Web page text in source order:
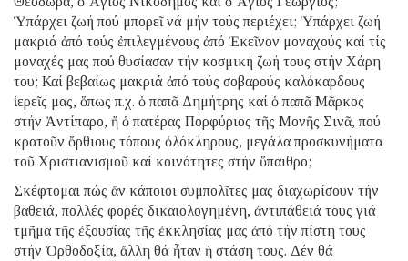
Ὑπάρχει ζωή πού μπορεῖ νά μήν τούς περιέχει; Ὑπάρχει ζωή
μακριά ἀπό τούς ἐπιλεγμένους ἀπό Ἐκεῖνον μοναχούς καί τίς
μοναχές μας πού θυσίασαν τήν κοσμική ζωή τους στήν Χάρη
του; Καί βεβαίως μακριά ἀπό τούς σοβαρούς καλόκαρδους
ἱερεῖς μας, ὅπως π.χ. ὁ παπᾶ Δημήτρης καί ὁ παπᾶ Μᾶρκος
στήν Ἀντίπαρο, ἤ ὁ πατέρας Πορφύριος τῆς Μονῆς Σινᾶ, πού
κρατοῦν ὄρθιους τόπους ὁλόκληρους, μεγάλα προσκυνήματα
τοῦ Χριστιανισμοῦ καί κοινότητες στήν ὕπαιθρο;
Σκέφτομαι πώς ἄν κάποιοι συμπολῖτες μας διαχωρίσουν τήν
βαθειά, πολλές φορές δικαιολογημένη, ἀντιπάθειά τους γιά
τμῆμα τῆς ἐξουσίας τῆς ἐκκλησίας μας ἀπό τήν πίστη τους
στήν Ὀρθοδοξία, ἄλλη θά ἦταν ἡ στάση τους. Δέν θά